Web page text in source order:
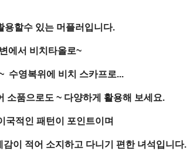
용할수 있는 머플러입니다.
에서 비치타올로~
수영복위에 비치 스카프로...
소품으로도 ~ 다양하게 활용해 보세요.
국적인 패턴이 포인트이며
이 적어 소지하고 다니기 편한 녀석입니다.